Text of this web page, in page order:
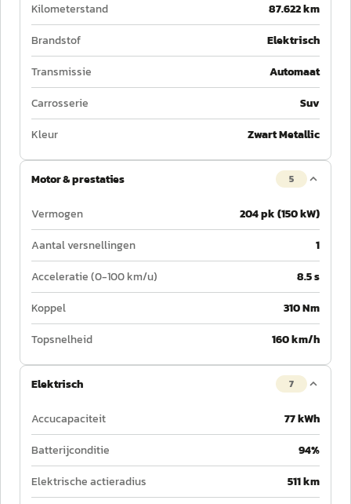
Kilometerstand
87.622 km
Brandstof
Elektrisch
Transmissie
Automaat
Carrosserie
Suv
Kleur
Zwart Metallic
Motor & prestaties 5
Vermogen
204 pk (150 kW)
Aantal versnellingen
1
Acceleratie (0-100 km/u)
8.5 s
Koppel
310 Nm
Topsnelheid
160 km/h
Elektrisch 7
Accucapaciteit
77 kWh
Batterijconditie
94%
Elektrische actieradius
511 km